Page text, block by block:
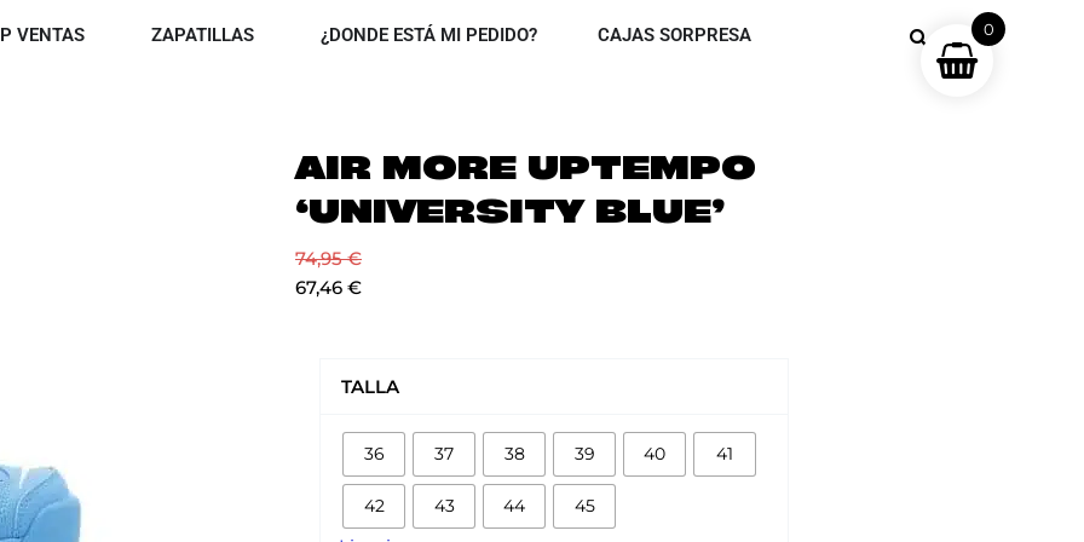
VENTAS OPEN TOP VENTAS
ZAPATILLAS OPEN ZAPATILLAS
¿DONDE ESTÁ MI PEDIDO? CAJAS SORPRESA
AIR MORE UPTEMPO
‘UNIVERSITY BLUE’
74,95€
67,46 €
TALLA
36 37 38 39 40 41
42 43 44 45
MORE
'UNIVERSITY
BLUE'
cantidad
0